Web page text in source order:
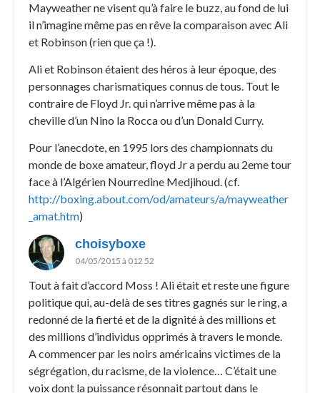
Mayweather ne visent qu’à faire le buzz, au fond de lui
il n’imagine même pas en rêve la comparaison avec Ali
et Robinson (rien que ça !).
Ali et Robinson étaient des héros à leur époque, des
personnages charismatiques connus de tous. Tout le
contraire de Floyd Jr. qui n’arrive même pas à la
cheville d’un Nino la Rocca ou d’un Donald Curry.
Pour l’anecdote, en 1995 lors des championnats du
monde de boxe amateur, floyd Jr a perdu au 2eme tour
face à l’Algérien Nourredine Medjihoud. (cf.
http://boxing.about.com/od/amateurs/a/mayweather
_amat.htm)
choisyboxe
04/05/2015 à 012 52
Tout à fait d’accord Moss ! Ali était et reste une figure
politique qui, au-delà de ses titres gagnés sur le ring, a
redonné de la fierté et de la dignité à des millions et
des millions d’individus opprimés à travers le monde.
A commencer par les noirs américains victimes de la
ségrégation, du racisme, de la violence… C’était une
voix dont la puissance résonnait partout dans le